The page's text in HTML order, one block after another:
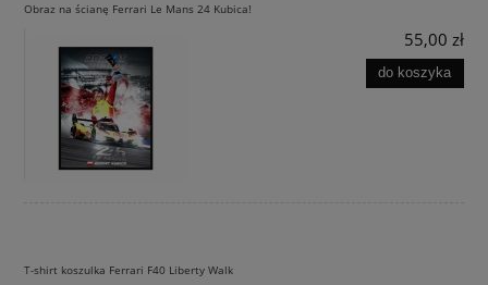
Obraz na ścianę Ferrari Le Mans 24 Kubica!
55,00 zł
do koszyka
T-shirt koszulka Ferrari F40 Liberty Walk